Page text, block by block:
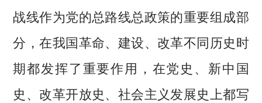
战线作为党的总路线总政策的重要组成部
分，在我国革命、建设、改革不同历史时
期都发挥了重要作用，在党史、新中国
史、改革开放史、社会主义发展史上都写